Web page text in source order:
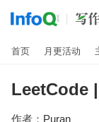
首页 月更活动
LeetCode
作者： Puran